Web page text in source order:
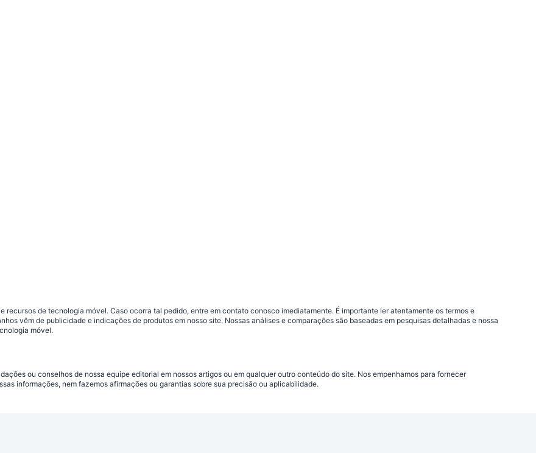
de tecnologia móvel. Caso ocorra tal pedido, entre em contato conosco imediatamente. É importante ler atentamente os termos e
vêm de publicidade e indicações de produtos em nosso site. Nossas análises e comparações são baseadas em pesquisas detalhadas e nossa
móvel.
ou conselhos de nossa equipe editorial em nossos artigos ou em qualquer outro conteúdo do site. Nos empenhamos para fornecer
informações, nem fazemos afirmações ou garantias sobre sua precisão ou aplicabilidade.